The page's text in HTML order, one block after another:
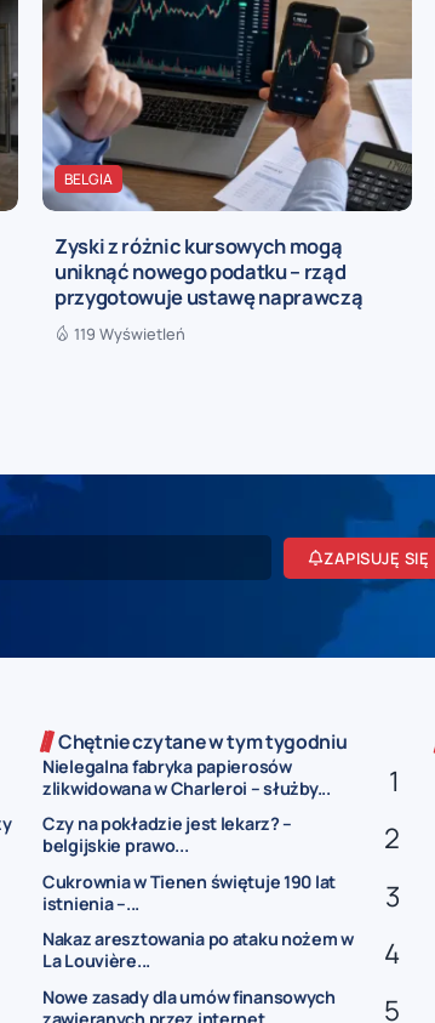
BELGIA
Zyski z różnic kursowych mogą
uniknąć nowego podatku – rząd
przygotowuje ustawę naprawczą
119 Wyświetleń
ZAPISUJĘ SIĘ
Chętnie czytane w tym tygodniu
Nielegalna fabryka papierosów
zlikwidowana w Charleroi – służby...
Czy na pokładzie jest lekarz? –
belgijskie prawo...
Cukrownia w Tienen świętuje 190 lat
istnienia –...
Nakaz aresztowania po ataku nożem w
La Louvière...
Nowe zasady dla umów finansowych
zawieranych przez internet...